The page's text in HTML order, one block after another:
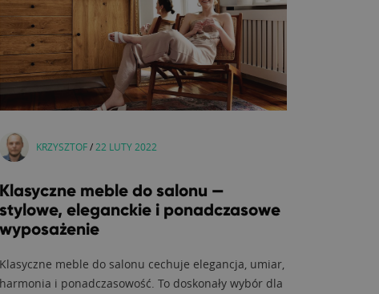
KRZYSZTOF/ 22 LUTY 2022
Klasyczne meble do salonu —
stylowe, eleganckie i ponadczasowe
wyposażenie
Klasyczne meble do salonu cechuje elegancja, umiar,
harmonia i ponadczasowość. To doskonały wybór dla